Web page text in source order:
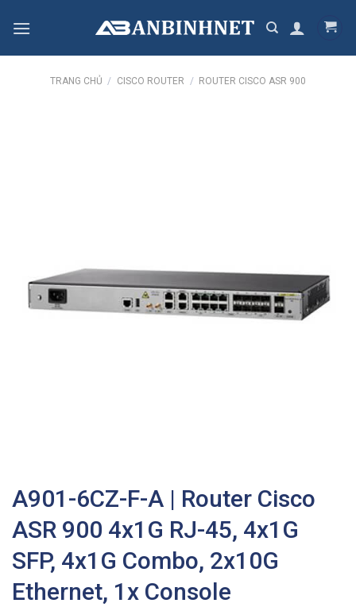
TRANG CHỦ / CISCO ROUTER / ROUTER CISCO ASR 900
A901-6CZ-F-A | Router Cisco
ASR 900 4x1G RJ-45, 4x1G
SFP, 4x1G Combo, 2x10G
Ethernet, 1x Console